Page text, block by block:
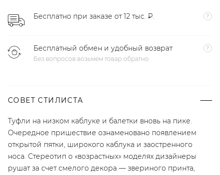
Бесплатно при заказе от 12 тыс. ₽.
Бесплатный обмен и удобный возврат
Без вопросов возьмем товар обратно
СОВЕТ СТИЛИСТА
Туфли на низком каблуке и балетки вновь на пике.
Очередное пришествие ознаменовано появлением
открытой пятки, широкого каблука и заостренного
носа. Стереотип о «возрастных» моделях дизайнеры
рушат за счет смелого декора — звериного принта,